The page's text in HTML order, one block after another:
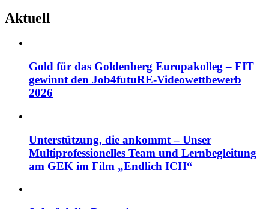
Aktuell
Gold für das Goldenberg Europakolleg – FIT
gewinnt den Job4futuRE-Videowettbewerb
2026
Unterstützung, die ankommt – Unser
Multiprofessionelles Team und Lernbegleitung
am GEK im Film „Endlich ICH“